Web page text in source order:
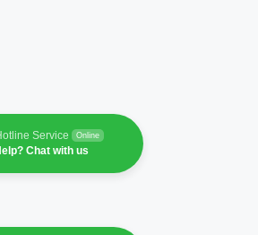
Service Online
Chat with us